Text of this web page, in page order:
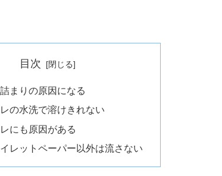
目次
まりの原因になる
の水洗で溶けきれない
にも原因がある
レットペーパー以外は流さない